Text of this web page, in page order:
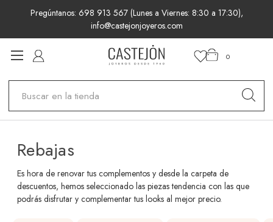
Pregúntanos: 698 913 567 (Lunes a Viernes: 8:30 a 17:30),
info@castejonjoyeros.com
0
Rebajas
Es hora de renovar tus complementos y desde la carpeta de
descuentos, hemos seleccionado las piezas tendencia con las que
podrás disfrutar y complementar tus looks al mejor precio.